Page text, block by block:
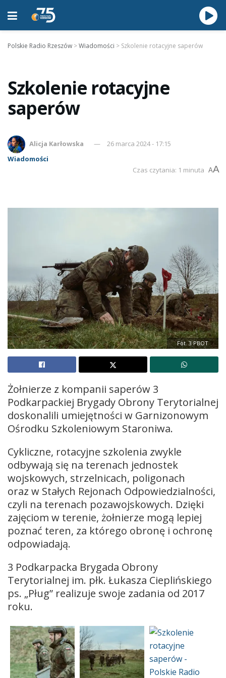
Polskie Radio Rzeszów >Wiadomości > Szkolenie rotacyjne saperów
Szkolenie rotacyjne
saperów
Alicja Karłowska
26 marca 2024 - 17:15
Wiadomości
Czas czytania: 1 minuta AA
Fot. 3 PBOT
Żołnierze z kompanii saperów 3
Podkarpackiej Brygady Obrony Terytorialnej
doskonalili umiejętności w Garnizonowym
Ośrodku Szkoleniowym Staroniwa.
Cykliczne, rotacyjne szkolenia zwykle
odbywają się na terenach jednostek
wojskowych, strzelnicach, poligonach
oraz w Stałych Rejonach Odpowiedzialności,
czyli na terenach pozawojskowych. Dzięki
zajęciom w terenie, żołnierze mogą lepiej
poznać teren, za którego obronę i ochronę
odpowiadają.
3 Podkarpacka Brygada Obrony
Terytorialnej im. płk. Łukasza Cieplińskiego
ps. „Pług” realizuje swoje zadania od 2017
roku.